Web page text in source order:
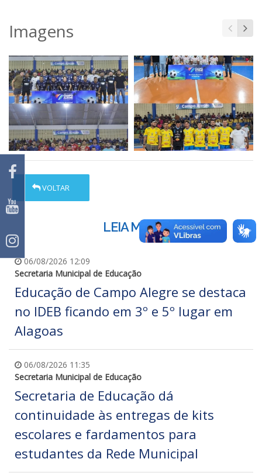
Imagens
VOLTAR
LEIA MAIS
06/08/2026 12:09
Secretaria Municipal de Educação
Educação de Campo Alegre se destaca
no IDEB ficando em 3º e 5º lugar em
Alagoas
06/08/2026 11:35
Secretaria Municipal de Educação
Secretaria de Educação dá
continuidade às entregas de kits
escolares e fardamentos para
estudantes da Rede Municipal